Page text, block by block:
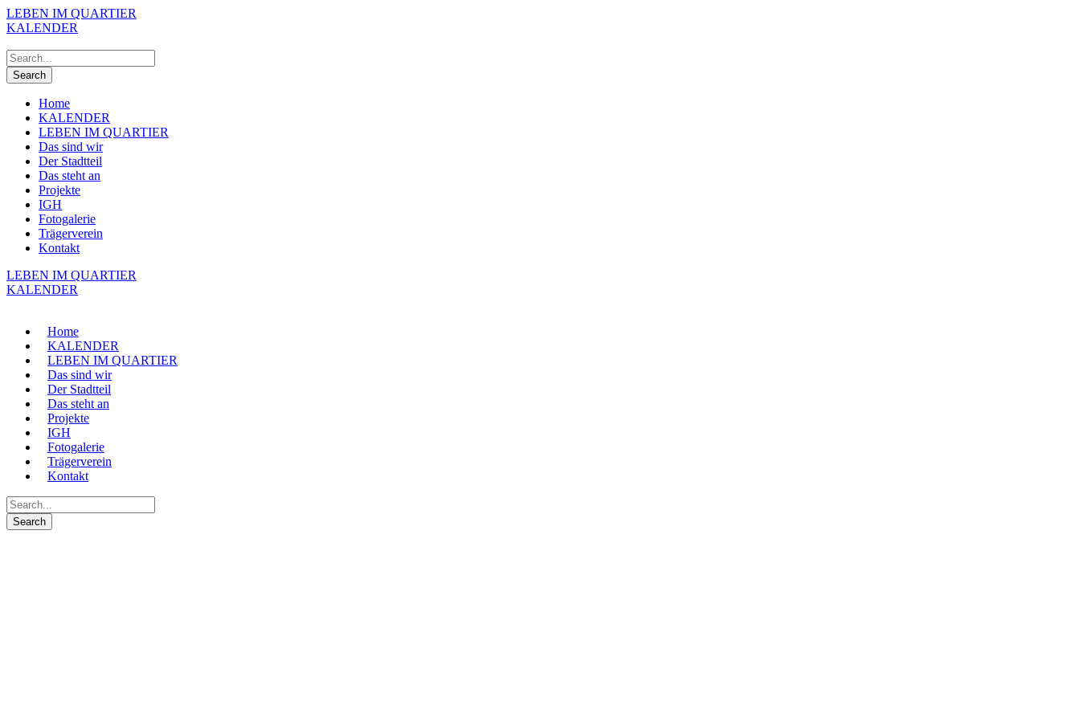
LEBEN IM QUARTIER
KALENDER
Home
KALENDER
LEBEN IM QUARTIER
Das sind wir
Der Stadtteil
Das steht an
Projekte
IGH
Fotogalerie
Trägerverein
Kontakt
LEBEN IM QUARTIER
KALENDER
Home
KALENDER
LEBEN IM QUARTIER
Das sind wir
Der Stadtteil
Das steht an
Projekte
IGH
Fotogalerie
Trägerverein
Kontakt